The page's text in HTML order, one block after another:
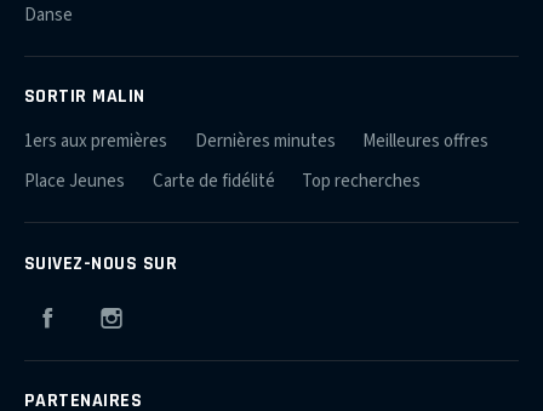
Danse
SORTIR MALIN
1ers aux premières Dernières minutes
Meilleures offres
Place Jeunes
Carte de fidélité Top recherches
SUIVEZ-NOUS SUR
Facebook
PARTENAIRES